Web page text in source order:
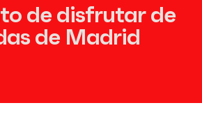
de disfrutar de
de Madrid